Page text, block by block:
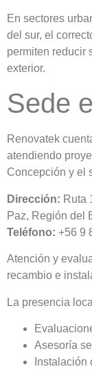
En sectores
del sur, el
permiten reducir
exterior.
Sede
Renovatek
atendiendo
Concepción y el
Dirección: Ruta
Paz, Región del
Teléfono: +56 9
Atención y
recambio e
La presencia
Asesoría